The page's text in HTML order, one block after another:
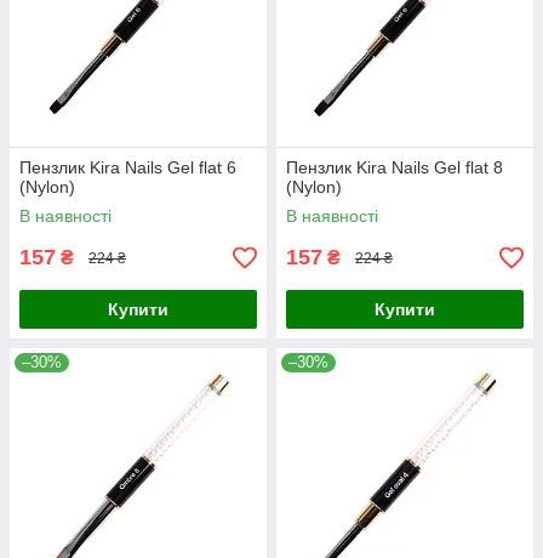
Пензлик Kira Nails Gel flat 6
(Nylon)
В наявності
157 ₴ 224 ₴
Купити
Пензлик Kira Nails Gel flat 8
(Nylon)
В наявності
157 ₴ 224 ₴
Купити
–30% –30%